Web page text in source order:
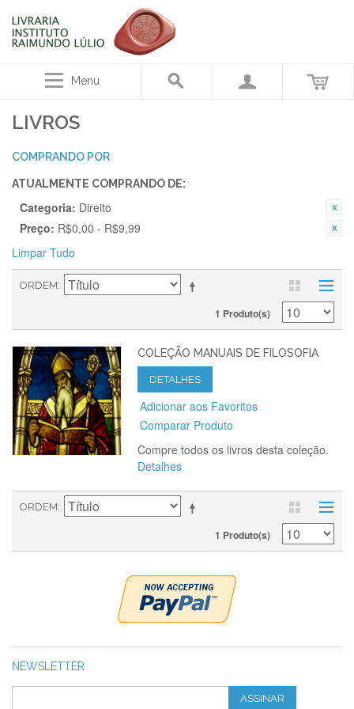
Menu
LIVROS
COMPRANDO POR
ATUALMENTE COMPRANDO DE:
Categoria: Direito
Preço: R$0,00 - R$9,99
Limpar Tudo
ORDEM
1 Produto(s)
COLEÇÃO MANUAIS DE FILOSOFIA
DETALHES
Adicionar aos Favoritos
Comparar Produto
Compre todos os livros desta coleção.
Detalhes
ORDEM
1 Produto(s)
NEWSLETTER
ASSINAR